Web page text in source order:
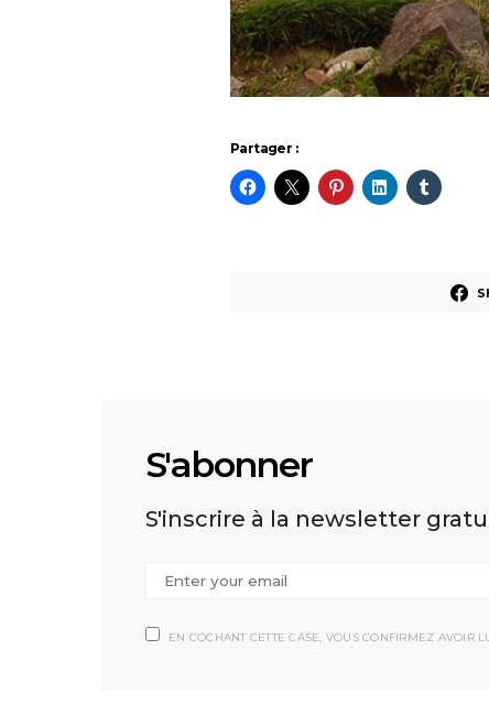
Partager :
S'abonner
S'inscrire à la newsletter
EN COCHANT CETTE CASE, VOUS CONFIRMEZ AVOIR